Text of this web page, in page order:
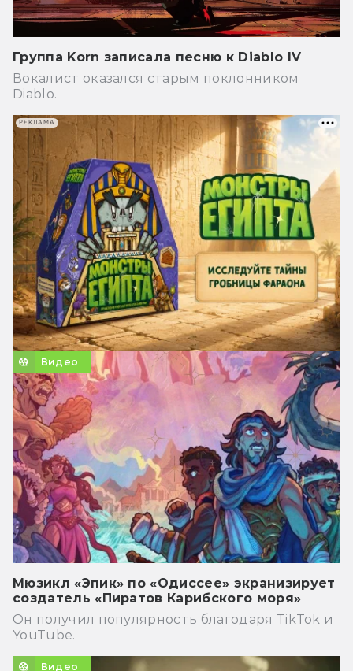
Группа Korn записала песню к Diablo IV
Вокалист оказался старым поклонником
Diablo.
Видео
Мюзикл «Эпик» по «Одиссее» экранизирует
создатель «Пиратов Карибского моря»
Он получил популярность благодаря TikTok и
YouTube.
Видео
РЕКЛАМА